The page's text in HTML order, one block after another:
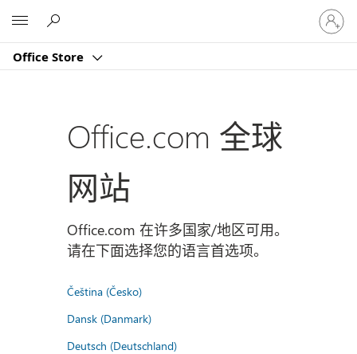
Office Store
请
登
录
Office.com 全球
网站
Office.com 在许多国家/地区可用。
请在下面选择您的语言首选项。
Čeština (Česko)
Dansk (Danmark)
Deutsch (Deutschland)